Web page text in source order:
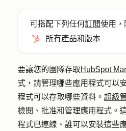
可搭配下列任何訂閱使用，
所有產品和版本
要讓您的團隊存取HubSpot
式，請管理哪些應用程式可以
程式可以存取哪些資料。 超級
檢閱、批准和管理應用程式。
程式已連線、誰可以安裝這些